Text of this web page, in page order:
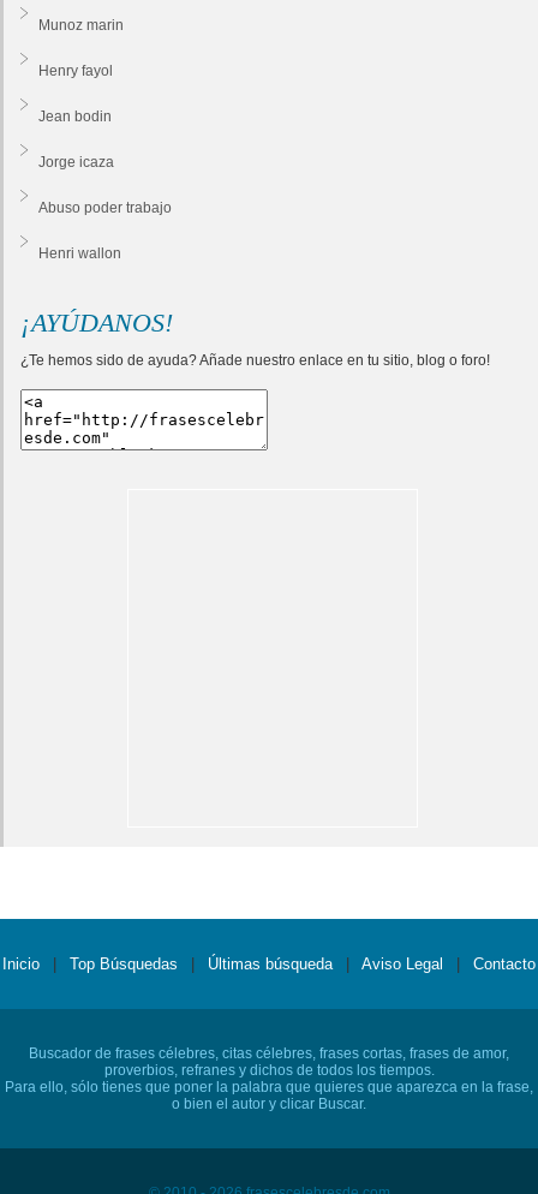
Munoz marin
Henry fayol
Jean bodin
Jorge icaza
Abuso poder trabajo
Henri wallon
¡AYÚDANOS!
¿Te hemos sido de ayuda? Añade nuestro enlace en tu sitio, blog o foro!
Inicio Top Búsquedas Últimas búsqueda Aviso Legal Contacto
Buscador de frases célebres, citas célebres, frases cortas, frases de amor,
proverbios, refranes y dichos de todos los tiempos.
Para ello, sólo tienes que poner la palabra que quieres que aparezca en la frase,
o bien el autor y clicar Buscar.